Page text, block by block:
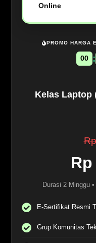
Online
PROMO HARGA
00 :
Kelas Laptop
Durasi 2 Minggu
E-Sertifikat Resmi
Grup Komunitas